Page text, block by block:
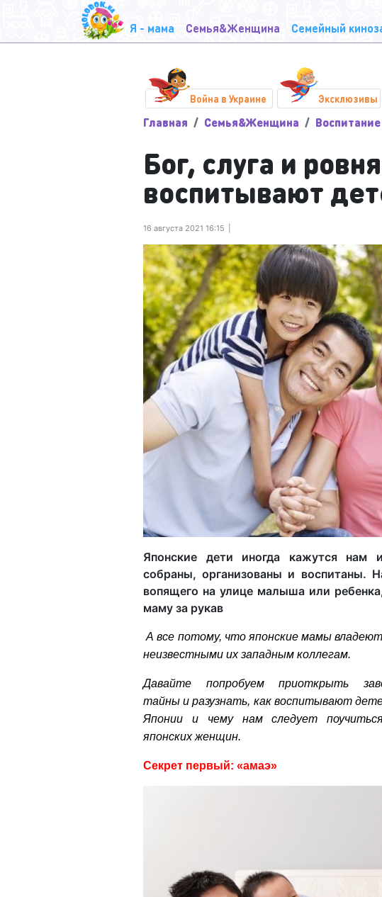
Я - мама Семья&Женщина Семейный
Война в Украине Эксклюзивы
Главная Семья&Женщина
Бог, слуга и
воспитывают
16 августа 2021 16:15
Японские дети иногда кажутся нам
собраны, организованы и воспитаны.
вопящего на улице малыша или
маму за рукав
А все потому, что японские мамы
неизвестными их западным коллегам.
Давайте попробуем приоткрыть
тайны и разузнать, как воспитывают
Японии и чему нам следует
японских женщин.
Секрет первый: «амаэ»